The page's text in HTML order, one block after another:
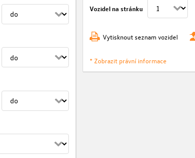
Vozidel na stránku
Vytisknout seznam vozidel
* Zobrazit právní informace